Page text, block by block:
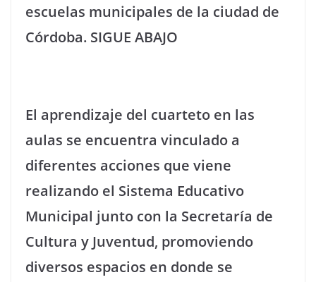
escuelas municipales de la ciudad de
Córdoba. SIGUE ABAJO
El aprendizaje del cuarteto en las
aulas se encuentra vinculado a
diferentes acciones que viene
realizando el Sistema Educativo
Municipal junto con la Secretaría de
Cultura y Juventud, promoviendo
diversos espacios en donde se